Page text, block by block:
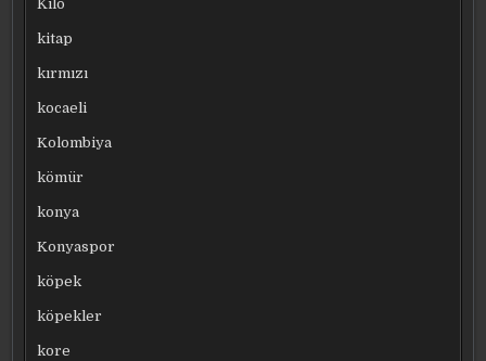
Kilo
kitap
kırmızı
kocaeli
Kolombiya
kömür
konya
Konyaspor
köpek
köpekler
kore